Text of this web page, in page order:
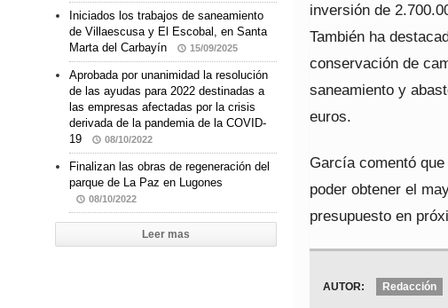
inversión de
También ha
conservación de
saneamiento y
euros.
García comentó
poder obtener el
presupuesto en
AUTOR: Redacción
Iniciados los trabajos de saneamiento
de Villaescusa y El Escobal, en Santa
Marta del Carbayín
15/09/2025
Aprobada por unanimidad la resolución
de las ayudas para 2022 destinadas a
las empresas afectadas por la crisis
derivada de la pandemia de la COVID-
19
08/10/2022
Finalizan las obras de regeneración del
parque de La Paz en Lugones
08/10/2022
Leer mas